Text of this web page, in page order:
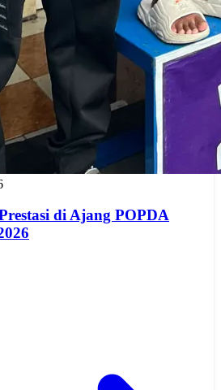
di Ajang POPDA